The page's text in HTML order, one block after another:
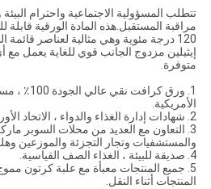
تتطلب المسؤولية الاجتماعية واحترام البيئة
مراقبة المستقبل.هذه المادة الورقية
120 درجة مئوية وهي مثالية لعناصر
إيثيلين مزدوج الجانب قوي للغاية يعمل مع
متوفرة.
1. ورق
الأمريكية.
2. شهادات إدارة الغذاء والدواء ، الاتحاد الأوروبي ، CE ، ISO ، إلخ المعتمدة.
3. التعاون مع العديد من محلات السوبر
والمستشفيات وتجار التجزئة والموزعين
4. صديقة للبيئة ، الغذاء الصف القياسية.
المنتجات أثناء النقل.